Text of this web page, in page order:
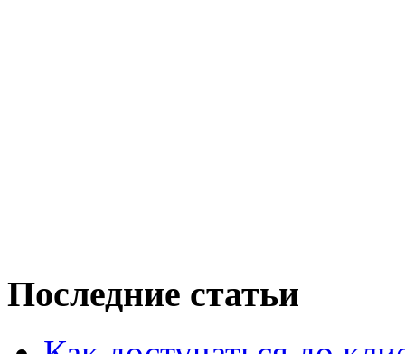
Последние статьи